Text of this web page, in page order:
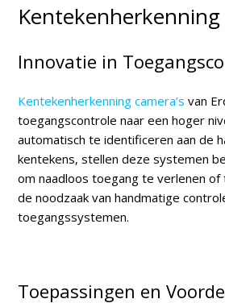
Kentekenherkenning
Innovatie in
Kentekenherkenning camera’s van
toegangscontrole naar een hoger
automatisch te identificeren aan de
kentekens, stellen deze systemen
om naadloos toegang te verlenen
de noodzaak van handmatige
toegangssystemen.
Toepassingen en